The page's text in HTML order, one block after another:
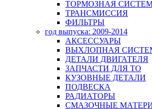
ТОРМОЗНАЯ
ТРАНСМИССИЯ
ФИЛЬТРЫ
год выпуска: 2009-2014
АКСЕССУАРЫ
ВЫХЛОПНАЯ
ДЕТАЛИ ДВИГАТЕЛЯ
ЗАПЧАСТИ ДЛЯ ТО
КУЗОВНЫЕ ДЕТАЛИ
ПОДВЕСКА
РАДИАТОРЫ
СМАЗОЧНЫЕ